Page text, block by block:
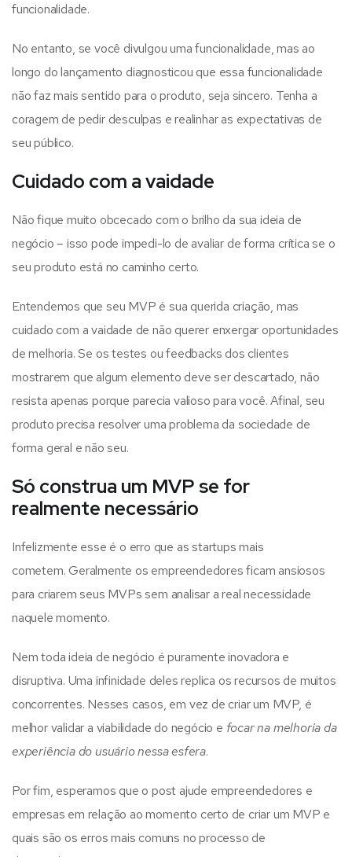
funcionalidade.
No entanto, se você divulgou uma funcionalidade, mas ao
longo do lançamento diagnosticou que essa funcionalidade
não faz mais sentido para o produto, seja sincero. Tenha a
coragem de pedir desculpas e realinhar as expectativas de
seu público.
Cuidado com a vaidade
Não fique muito obcecado com o brilho da sua ideia de
negócio – isso pode impedi-lo de avaliar de forma crítica se o
seu produto está no caminho certo.
Entendemos que seu MVP é sua querida criação, mas
cuidado com a vaidade de não querer enxergar oportunidades
de melhoria. Se os testes ou feedbacks dos clientes
mostrarem que algum elemento deve ser descartado, não
resista apenas porque parecia valioso para você. Afinal, seu
produto precisa resolver uma problema da sociedade de
forma geral e não seu.
Só construa um MVP se for
realmente necessário
Infelizmente esse é o erro que as startups mais
cometem. Geralmente os empreendedores ficam ansiosos
para criarem seus MVPs sem analisar a real necessidade
naquele momento.
Nem toda ideia de negócio é puramente inovadora e
disruptiva. Uma infinidade deles replica os recursos de muitos
concorrentes. Nesses casos, em vez de criar um MVP, é
melhor validar a viabilidade do negócio e focar na melhoria da
experiência do usuário nessa esfera.
Por fim, esperamos que o post ajude empreendedores e
empresas em relação ao momento certo de criar um MVP e
quais são os erros mais comuns no processo de